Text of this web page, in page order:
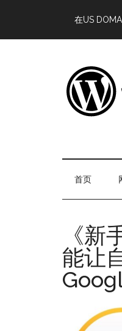
在US
首页
《
能让